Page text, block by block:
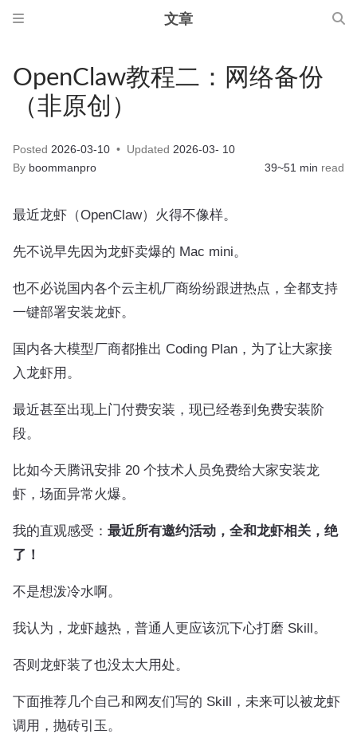
文章
OpenClaw教程二：网络备份
（非原创）
Posted 2026-03-10 Updated 2026-03- 10
By boommanpro 39~51 min read
最近龙虾（OpenClaw）火得不像样。
先不说早先因为龙虾卖爆的 Mac mini。
也不必说国内各个云主机厂商纷纷跟进热点，全都支持
一键部署安装龙虾。
国内各大模型厂商都推出 Coding Plan，为了让大家接
入龙虾用。
最近甚至出现上门付费安装，现已经卷到免费安装阶
段。
比如今天腾讯安排 20 个技术人员免费给大家安装龙
虾，场面异常火爆。
我的直观感受： 最近所有邀约活动，全和龙虾相关，绝
了！
不是想泼冷水啊。
我认为，龙虾越热，普通人更应该沉下心打磨 Skill。
否则龙虾装了也没太大用处。
下面推荐几个自己和网友们写的 Skill，未来可以被龙虾
调用，抛砖引玉。